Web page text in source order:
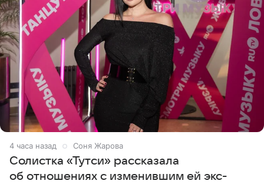
4 часа назад Соня Жарова
Солистка «Тутси» рассказала
об отношениях с изменившим ей экс-